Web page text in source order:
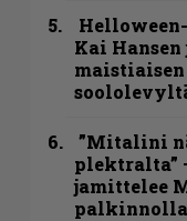
Kai
”Mitalini
plektralta”
jamittelee